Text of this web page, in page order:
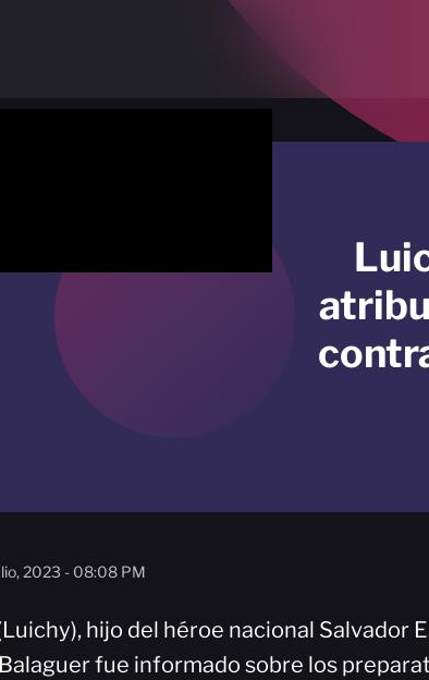
2023 - 08:08 PM
hijo del héroe nacional Salvador
fue informado sobre los